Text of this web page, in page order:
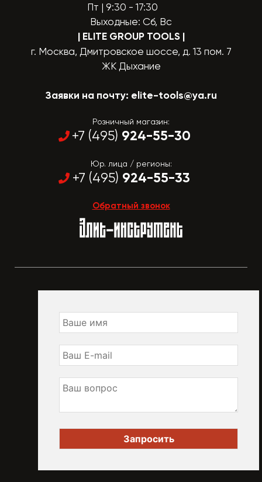
Пт | 9:30 - 17:30
Выходные: Сб, Вс
| ELITE GROUP TOOLS |
г. Москва, Дмитровское шоссе, д. 13 пом. 7
ЖК Дыхание
Заявки на почту: elite-tools@ya.ru
Розничный магазин:
+7 (495) 924-55-30
Юр. лица / регионы:
+7 (495) 924-55-33
Обратный звонок